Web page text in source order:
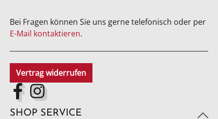
Bei Fragen können Sie uns gerne telefonisch oder per
E-Mail kontaktieren.
Vertrag widerrufen
SHOP SERVICE